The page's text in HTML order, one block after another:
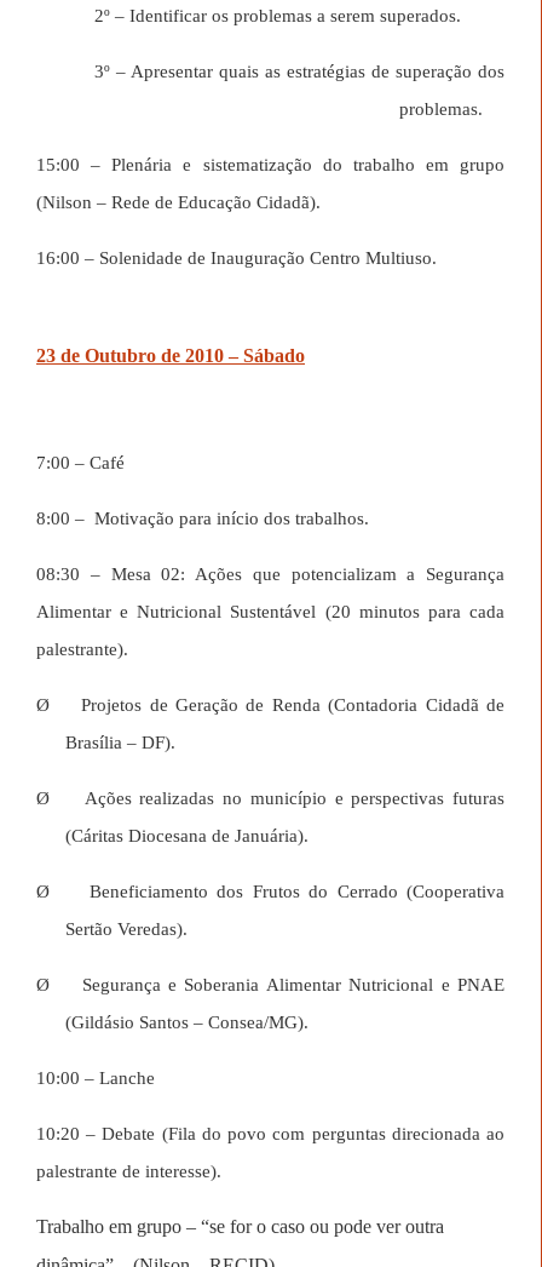
2º – Identificar os problemas a serem superados.
3º – Apresentar quais as estratégias de superação dos
problemas.
15:00 – Plenária e sistematização do trabalho em grupo
(Nilson – Rede de Educação Cidadã).
16:00 – Solenidade de Inauguração Centro Multiuso.
23 de Outubro de 2010 – Sábado
7:00 – Café
8:00 – Motivação para início dos trabalhos.
08:30 – Mesa 02: Ações que potencializam a Segurança
Alimentar e Nutricional Sustentável (20 minutos para cada
palestrante).
Ø
Projetos de Geração de Renda (Contadoria Cidadã de
Brasília – DF).
Ø
Ações realizadas no município e perspectivas futuras
(Cáritas Diocesana de Januária).
Ø Beneficiamento dos Frutos do Cerrado (Cooperativa
Sertão Veredas).
Ø
Segurança e Soberania Alimentar Nutricional e PNAE
(Gildásio Santos – Consea/MG).
10:00 – Lanche
10:20 – Debate (Fila do povo com perguntas direcionada ao
palestrante de interesse).
Trabalho em grupo – “se for o caso ou pode ver outra